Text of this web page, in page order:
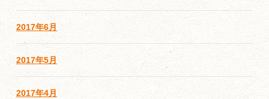
2017年6月
2017年5月
2017年4月